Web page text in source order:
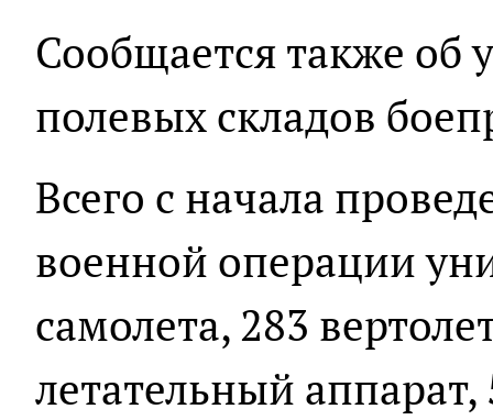
Сообщается также об
полевых складов
Всего с начала
военной операции
самолета, 283
летательный